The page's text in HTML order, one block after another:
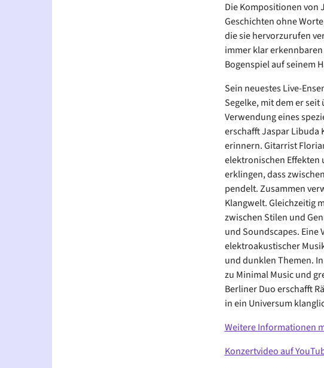
Die Kompositionen von
Geschichten ohne
die sie hervorzurufen
immer klar
Bogenspiel auf seinem
Sein neuestes Live-
Segelke, mit dem er
Verwendung eines
erschafft Jaspar Libuda
erinnern. Gitarrist
elektronischen Effekten
erklingen, dass
pendelt. Zusammen
Klangwelt. Gleichzeitig
zwischen Stilen und
und Soundscapes.
elektroakustischer
und dunklen Themen.
zu Minimal Music und
Berliner Duo erschafft
in ein Universum
Weitere Informationen
Konzertvideo auf